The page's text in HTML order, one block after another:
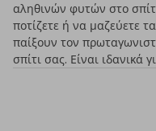
αληθινών φυτών στο
ποτίζετε ή να μαζεύετε
παίξουν τον
σπίτι σας. Είναι ιδανικά